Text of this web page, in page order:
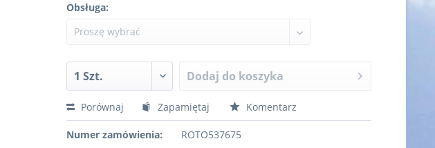
Obsługa:
Dodaj do koszyka
Porównaj Zapamiętaj Komentarz
Numer zamówienia: ROTO537675